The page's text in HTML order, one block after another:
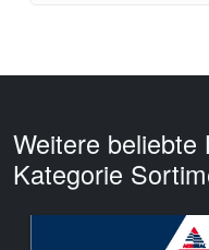
Weitere
Kategorie